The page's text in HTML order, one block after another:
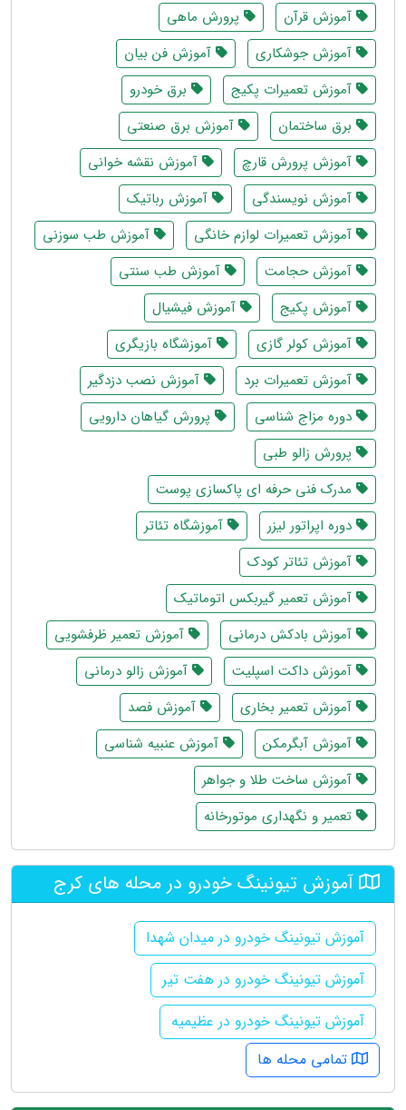
آموزش قرآن
پرورش ماهی
آموزش جوشکاری
آموزش فن بیان
آموزش تعمیرات پکیج
برق خودرو
برق ساختمان
آموزش برق صنعتی
آموزش پرورش قارچ
آموزش نقشه خوانی
آموزش نویسندگی
آموزش رباتیک
آموزش تعمیرات لوازم خانگی
آموزش طب سوزنی
آموزش حجامت
آموزش طب سنتی
آموزش پکیج
آموزش فیشیال
آموزش کولر گازی
آموزشگاه بازیگری
آموزش تعمیرات برد
آموزش نصب دزدگیر
دوره مزاج شناسی
پرورش گیاهان دارویی
پرورش زالو طبی
مدرک فنی حرفه ای پاکسازی پوست
دوره اپراتور لیزر
آموزشگاه تئاتر
آموزش تئاتر کودک
آموزش تعمیر گیربکس اتوماتیک
آموزش بادکش درمانی
آموزش تعمیر ظرفشویی
آموزش داکت اسپلیت
آموزش زالو درمانی
آموزش تعمیر بخاری
آموزش فصد
آموزش آبگرمکن
آموزش عنبیه شناسی
آموزش ساخت طلا و جواهر
تعمیر و نگهداری موتورخانه
آموزش تیونینگ خودرو در محله های کرج
آموزش تیونینگ خودرو در میدان شهدا
آموزش تیونینگ خودرو در هفت تیر
آموزش تیونینگ خودرو در عظیمیه
تمامی محله ها